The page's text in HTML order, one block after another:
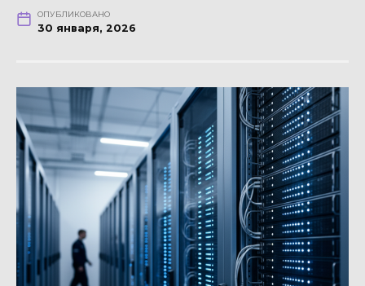
ОПУБЛИКОВАНО
30 января, 2026